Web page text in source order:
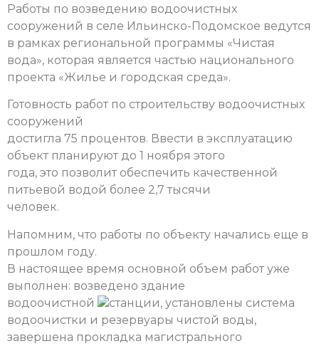
Работы по возведению водоочистных
сооружений в селе Ильинско-Подомское ведутся
в рамках региональной программы «Чистая
вода», которая является частью национального
проекта «Жилье и городская среда».
Готовность работ по строительству водоочистных
сооружений
достигла 75 процентов. Ввести в эксплуатацию
объект планируют до 1 ноября этого
года, это позволит обеспечить качественной
питьевой водой более 2,7 тысячи
человек.
Напомним, что работы по объекту начались еще в
прошлом году.
В настоящее время основной объем работ уже
выполнен: возведено здание
водоочистной
станции, установлены система
водоочистки и резервуары чистой воды,
завершена прокладка магистрального